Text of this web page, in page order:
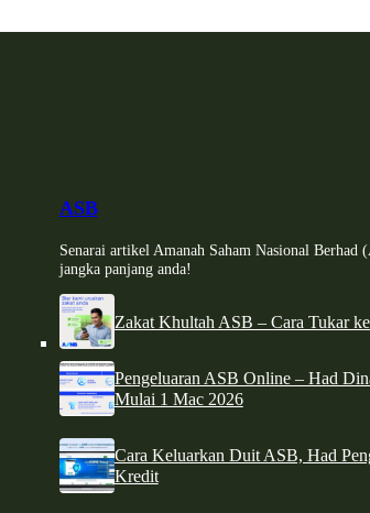
ASB
Senarai artikel Amanah Saham Nasional Berhad
jangka panjang anda!
Zakat Khultah ASB – Cara Tukar
Pengeluaran ASB Online – Had
Mulai 1 Mac 2026
Cara Keluarkan Duit ASB, Had
Kredit